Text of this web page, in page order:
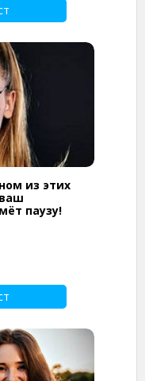
из этих
паузу!